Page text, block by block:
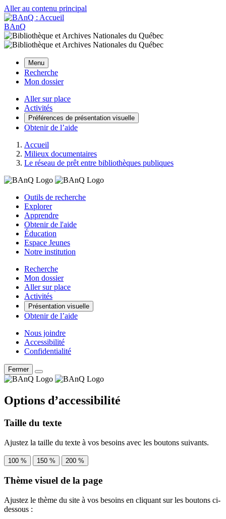
Aller au contenu principal
BAnQ
Menu
Recherche
Mon dossier
Aller sur place
Activités
Préférences de présentation visuelle
Obtenir de l’aide
Accueil
Milieux documentaires
Le réseau de prêt entre bibliothèques publiques
Outils de recherche
Explorer
Apprendre
Obtenir de l'aide
Éducation
Espace Jeunes
Notre institution
Recherche
Mon dossier
Aller sur place
Activités
Présentation visuelle
Obtenir de l’aide
Nous joindre
Accessibilité
Confidentialité
Fermer
Options d’accessibilité
Taille du texte
Ajustez la taille du texte à vos besoins avec les boutons suivants.
100 % 150 % 200 %
Thème visuel de la page
Ajustez le thème du site à vos besoins en cliquant sur les boutons ci-
dessous :